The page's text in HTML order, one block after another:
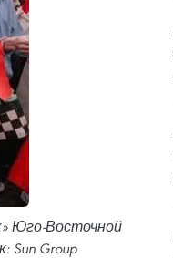
Юго-Восточной
Sun Group